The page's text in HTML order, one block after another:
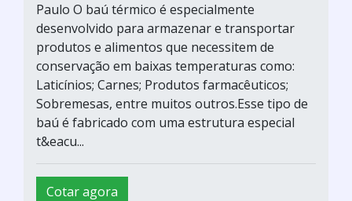
Paulo O baú térmico é especialmente
desenvolvido para armazenar e transportar
produtos e alimentos que necessitem de
conservação em baixas temperaturas como:
Laticínios; Carnes; Produtos farmacêuticos;
Sobremesas, entre muitos outros.Esse tipo de
baú é fabricado com uma estrutura especial
t&eacu...
Cotar agora